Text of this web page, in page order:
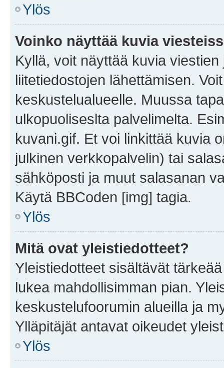
Ylös
Voinko näyttää kuvia
Kyllä, voit näyttää kuvia
liitetiedostojen lähettämisen.
keskustelualueelle. Muussa
ulkopuoliseslta palvelimelta.
kuvani.gif. Et voi linkittää kuvia
julkinen verkkopalvelin) tai
sähköposti ja muut salasanan
Käytä BBCoden [img] tagia.
Ylös
Mitä ovat yleistiedotteet?
Yleistiedotteet sisältävät
lukea mahdollisimman pian.
keskustelufoorumin alueilla ja
Ylläpitäjät antavat oikeudet
Ylös